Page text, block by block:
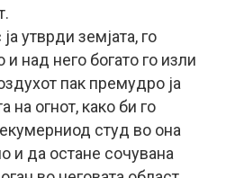
утврди земјата, го
над него богато го изли
пак премудро ја
на огнот, како би го
студ во она
и да остане сочувана